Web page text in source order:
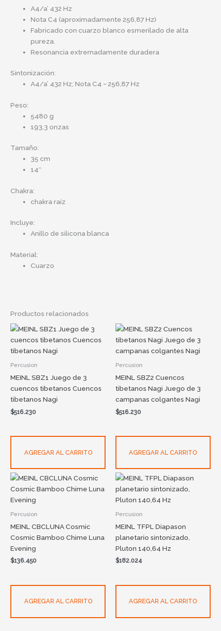
A4/a’ 432 Hz
Nota C4 (aproximadamente 256,87 Hz)
Fabricado con cuarzo blanco esmerilado de alta
pureza.
Resonancia extremadamente duradera
Sintonización:
A4/a’ 432 Hz; Nota C4 ~ 256,87 Hz
Peso:
5480 g
193,3 onzas
Tamaño:
35 cm
14″
Chakra:
chakra raíz
Incluye:
Anillo de silicona blanca
Material:
Cuarzo
Productos relacionados
Percusion
MEINL SBZ1 Juego de 3
cuencos tibetanos Cuencos
tibetanos Nagi
$516.230
AGREGAR AL CARRITO
Percusion
MEINL SBZ2 Cuencos
tibetanos Nagi Juego de 3
campanas colgantes Nagi
$516.230
AGREGAR AL CARRITO
Percusion
MEINL CBCLUNA Cosmic
Cosmic Bamboo Chime Luna
Evening
$136.450
AGREGAR AL CARRITO
Percusion
MEINL TFPL Diapason
planetario sintonizado,
Pluton 140,64 Hz
$182.024
AGREGAR AL CARRITO